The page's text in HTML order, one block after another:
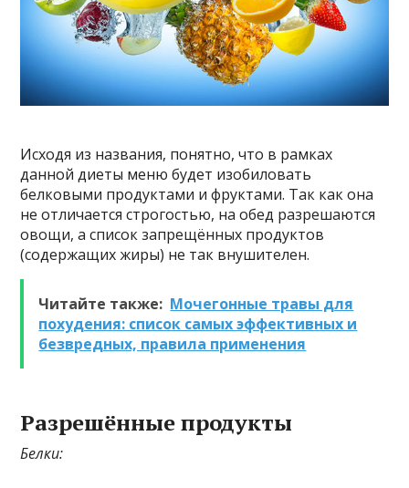
Исходя из названия, понятно, что в рамках
данной диеты меню будет изобиловать
белковыми продуктами и фруктами. Так как она
не отличается строгостью, на обед разрешаются
овощи, а список запрещённых продуктов
(содержащих жиры) не так внушителен.
Читайте также: Мочегонные травы для
похудения: список самых эффективных и
безвредных, правила применения
Разрешённые продукты
Белки: